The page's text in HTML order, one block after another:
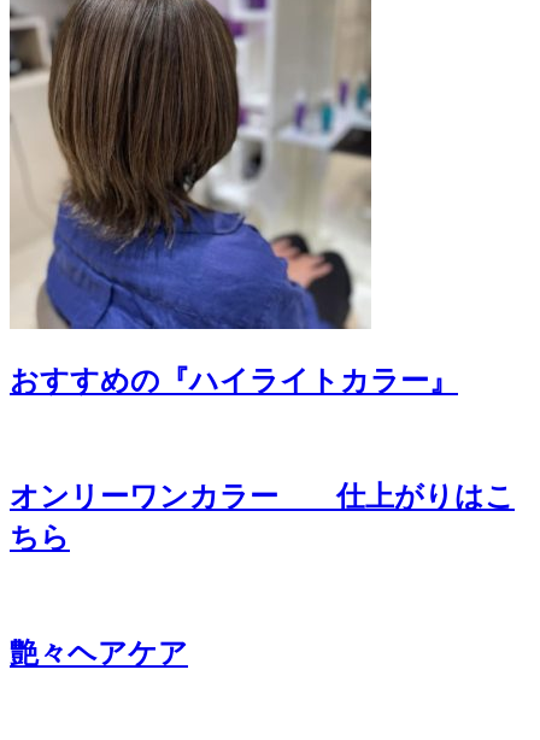
おすすめの『ハイライトカラー』
オンリーワンカラー 仕上がりはこ
ちら
艶々ヘアケア